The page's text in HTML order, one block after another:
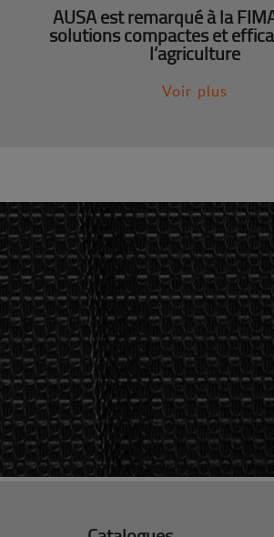
AUSA est remarqué à la
solutions compactes et
l’agriculture
Voir plus